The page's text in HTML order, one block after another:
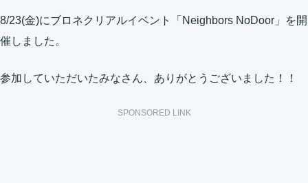
8/23(金)にブロネクリアルイベント「Neighbors NoDoor」を開
催しました。
参加していただいたみなさん、ありがとうございました！！
SPONSORED LINK